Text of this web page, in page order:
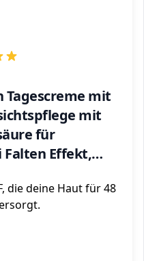
Tagescreme mit
mit
für
Effekt,
die deine Haut für 48